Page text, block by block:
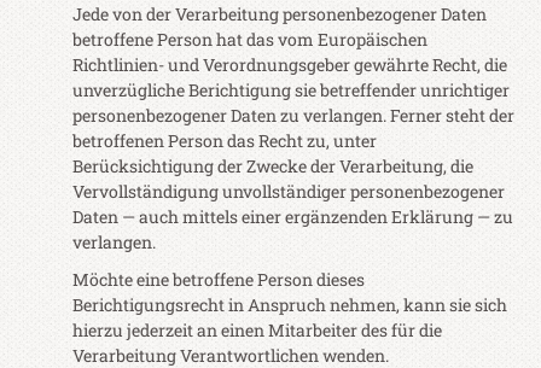
Jede von der Verarbeitung personenbezogener Daten
betroffene Person hat das vom Europäischen
Richtlinien- und Verordnungsgeber gewährte Recht, die
unverzügliche Berichtigung sie betreffender unrichtiger
personenbezogener Daten zu verlangen. Ferner steht der
betroffenen Person das Recht zu, unter
Berücksichtigung der Zwecke der Verarbeitung, die
Vervollständigung unvollständiger personenbezogener
Daten — auch mittels einer ergänzenden Erklärung — zu
verlangen.
Möchte eine betroffene Person dieses
Berichtigungsrecht in Anspruch nehmen, kann sie sich
hierzu jederzeit an einen Mitarbeiter des für die
Verarbeitung Verantwortlichen wenden.